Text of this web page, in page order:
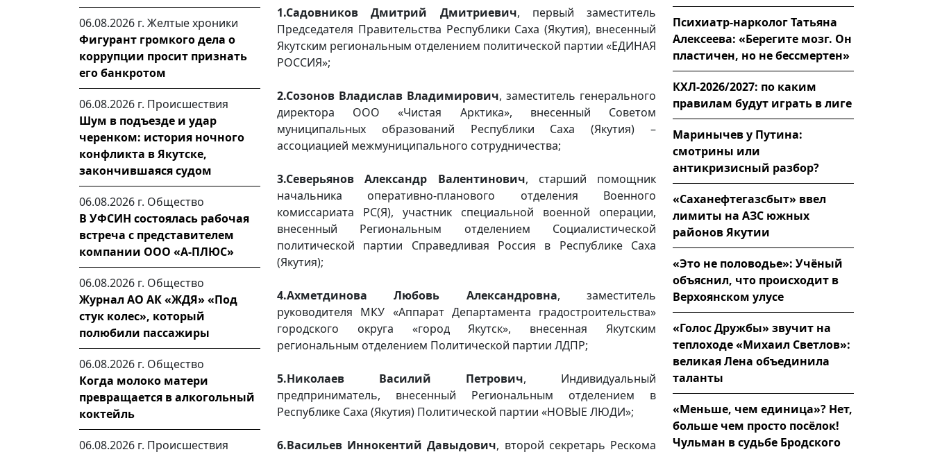
06.08.2026 г. Желтые хроники
Фигурант громкого дела о
коррупции просит признать
его банкротом
06.08.2026 г. Происшествия
Шум в подъезде и удар
черенком: история ночного
конфликта в Якутске,
закончившаяся судом
06.08.2026 г. Общество
В УФСИН состоялась рабочая
встреча с представителем
компании ООО «А-ПЛЮС»
06.08.2026 г. Общество
Журнал АО АК «ЖДЯ» «Под
стук колес», который
полюбили пассажиры
06.08.2026 г. Общество
Когда молоко матери
превращается в алкогольный
коктейль
06.08.2026 г. Происшествия
1.Садовников Дмитрий Дмитриевич, первый заместитель
Председателя Правительства Республики Саха (Якутия), внесенный
Якутским региональным отделением политической партии «ЕДИНАЯ
РОССИЯ»;
2.Созонов Владислав Владимирович, заместитель генерального
директора ООО «Чистая Арктика», внесенный Советом
муниципальных образований Республики Саха (Якутия) –
ассоциацией межмуниципального сотрудничества;
3.Северьянов Александр Валентинович, старший помощник
начальника оперативно-планового отделения Военного
комиссариата РС(Я), участник специальной военной операции,
внесенный Региональным отделением Социалистической
политической партии Справедливая Россия в Республике Саха
(Якутия);
4.Ахметдинова Любовь Александровна, заместитель
руководителя МКУ «Аппарат Департамента градостроительства»
городского округа «город Якутск», внесенная Якутским
региональным отделением Политической партии ЛДПР;
5.Николаев Василий Петрович, Индивидуальный
предприниматель, внесенный Региональным отделением в
Республике Саха (Якутия) Политической партии «НОВЫЕ ЛЮДИ»;
6.Васильев Иннокентий Давыдович, второй секретарь Рескома
Психиатр-нарколог Татьяна
Алексеева: «Берегите мозг. Он
пластичен, но не бессмертен»
КХЛ-2026/2027: по каким
правилам будут играть в лиге
Маринычев у Путина:
смотрины или
антикризисный разбор?
«Саханефтегазсбыт» ввел
лимиты на АЗС южных
районов Якутии
«Это не половодье»: Учёный
объяснил, что происходит в
Верхоянском улусе
«Голос Дружбы» звучит на
теплоходе «Михаил Светлов»:
великая Лена объединила
таланты
«Меньше, чем единица»? Нет,
больше чем просто посёлок!
Чульман в судьбе Бродского